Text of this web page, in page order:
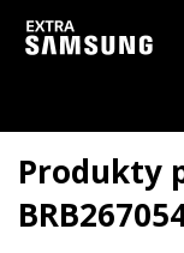
Vzhledem k aktuální
Produkty